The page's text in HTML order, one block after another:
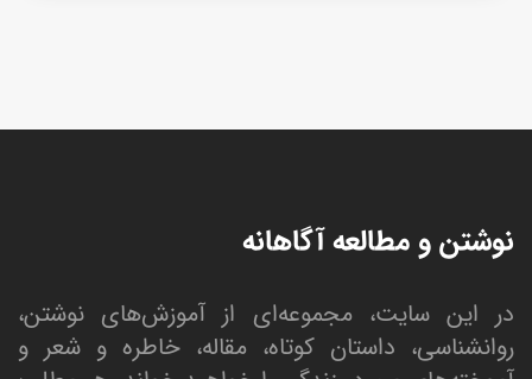
نوشتن و مطالعه آگاهانه
در این سایت، مجموعه‌ای از آموزش‌های نوشتن،
روانشناسی، داستان کوتاه، مقاله، خاطره و شعر و